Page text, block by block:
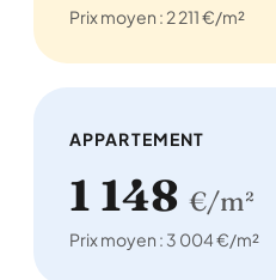
Prix moyen : 2 211 €/m²
APPARTEMENT
1 148 €/m²
Prix moyen : 3 004 €/m²